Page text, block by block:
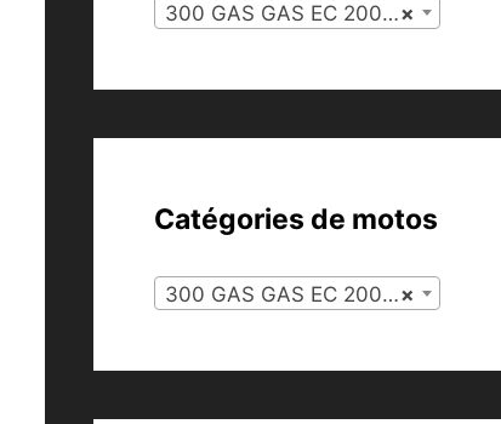
×
300 GAS GAS EC 2007 (72)
Catégories de motos
×
300 GAS GAS EC 2007 (72)